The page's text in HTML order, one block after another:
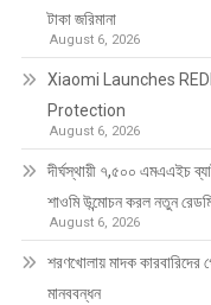
টাকা জরিমানা
August 6, 2026
Xiaomi Launches
Protection
August 6, 2026
দীর্ঘস্থায়ী ৭,৫০০ এমএএইচ
শাওমি উন্মোচন করল নতুন
August 6, 2026
শরণখোলায় মাদক কারবারিদের
মানববন্ধন